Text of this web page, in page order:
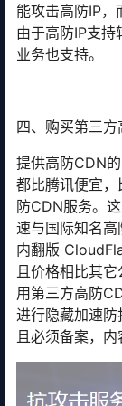
能攻击高防IP，
由于高防IP支
业务也支持。
四、购买第三
提供高防CDN
都比腾讯便宜
防CDN服务。
速与国际知名
内翻版
且价格相比其
用第三方高防
进行隐藏加速
且必须备案，内